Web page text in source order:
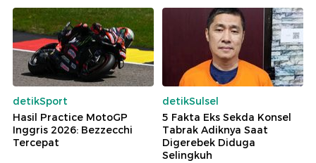
detikSport
Hasil Practice MotoGP
Inggris 2026: Bezzecchi
Tercepat
detikSulsel
5 Fakta Eks Sekda Konsel
Tabrak Adiknya Saat
Digerebek Diduga
Selingkuh